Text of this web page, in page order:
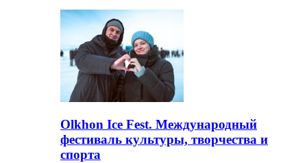
Olkhon Ice Fest. Международный
фестиваль культуры, творчества и
спорта